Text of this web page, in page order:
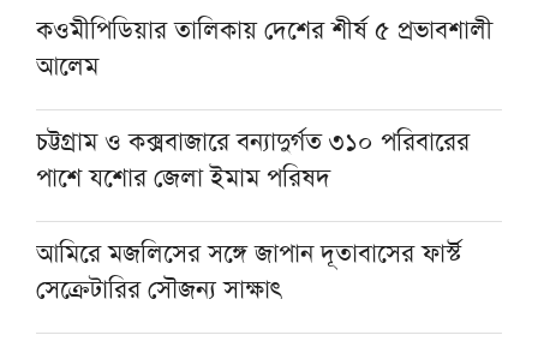
জাতীয় মসজিদে জুমার বয়ানে দেওবন্দের
মুহতামিমের পাঁচ নসিহত
প্রকৃত সুখের একমাত্র পথ ঈমান ও সৎকর্ম: মসজিদে
নববীর খতিব
কওমীপিডিয়ার তালিকায় দেশের শীর্ষ ৫ প্রভাবশালী
আলেম
চট্টগ্রাম ও কক্সবাজারে বন্যাদুর্গত ৩১০ পরিবারের
পাশে যশোর জেলা ইমাম পরিষদ
আমিরে মজলিসের সঙ্গে জাপান দূতাবাসের ফার্স্ট
সেক্রেটারির সৌজন্য সাক্ষাৎ